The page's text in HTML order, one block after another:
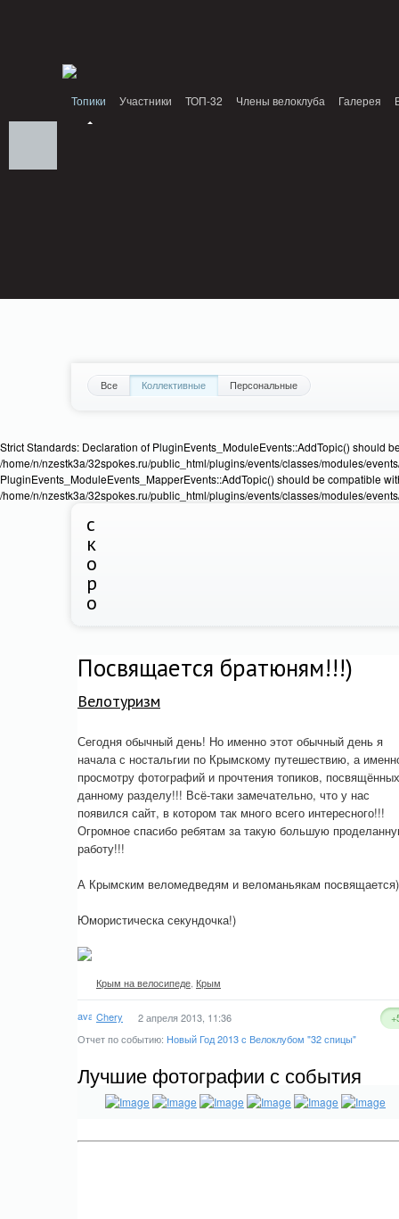
Топики Участники ТОП-32 Члены велоклуба Галерея
Все Коллективные Персональные
Strict Standards: Declaration of PluginEvents_ModuleEvents::AddTopic() should
/home/n/nzestk3a/32spokes.ru/public_html/plugins/events/classes/modules/
PluginEvents_ModuleEvents_MapperEvents::AddTopic() should be compatible
/home/n/nzestk3a/32spokes.ru/public_html/plugins/events/classes/modules/
с
к
о
р
о
Посвящается братюням!!!)
Велотуризм
Сегодня обычный день! Но именно этот обычный день я
начала с ностальгии по Крымскому путешествию, а
просмотру фотографий и прочтения топиков, посвящённых
данному разделу!!! Всё-таки замечательно, что у нас
появился сайт, в котором так много всего интересного!!!
Огромное спасибо ребятам за такую большую
работу!!!
А Крымским веломедведям и веломаньякам
Юмористическа секундочка!)
Крым на велосипеде Крым
Chery 2 апреля 2013, 11:36
Отчет по событию: Новый Год 2013 с Велоклубом "32 спицы"
Лучшие фотографии с события